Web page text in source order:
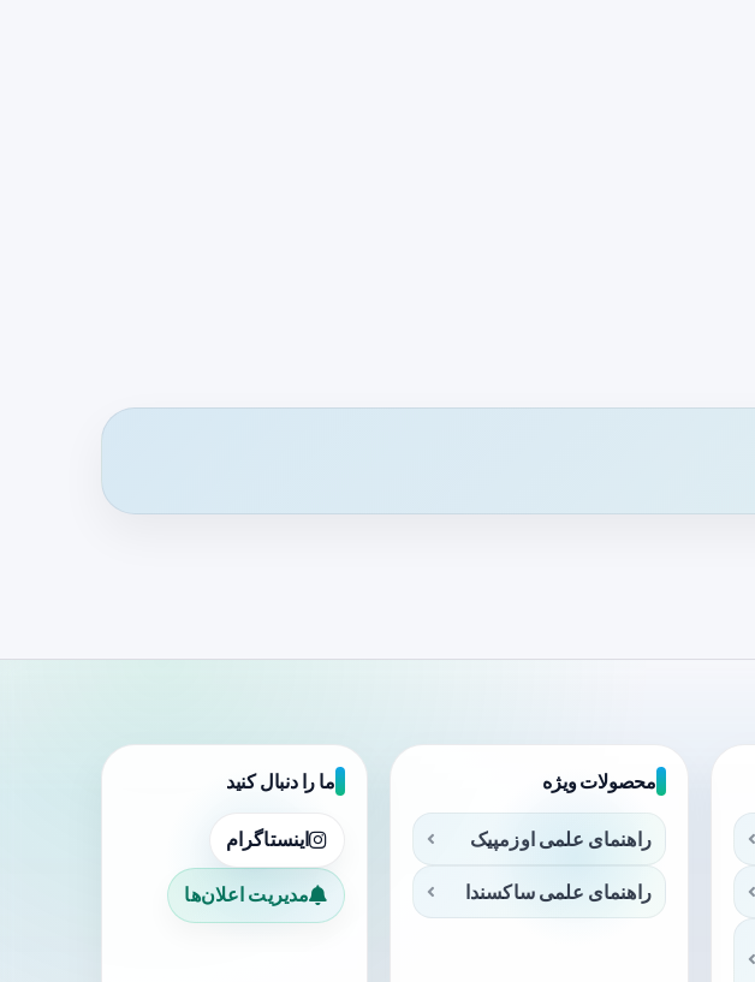
محصولات ویژه
راهنمای علمی اوزمپیک
راهنمای علمی ساکسندا
ما را دنبال کنید
اینستاگرام
مدیریت اعلان‌ها